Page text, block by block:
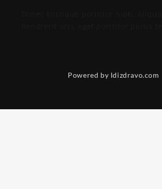
Powered by Idizdravo.com